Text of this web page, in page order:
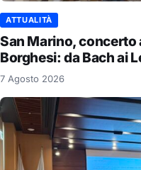
ATTUALITÀ
San Marino, concerto
Borghesi: da Bach ai
7 Agosto 2026